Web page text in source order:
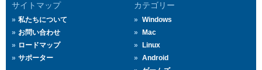
サイトマップ
私たちについて
お問い合わせ
ロードマップ
サポーター
カテゴリー
Windows
Mac
Linux
Android